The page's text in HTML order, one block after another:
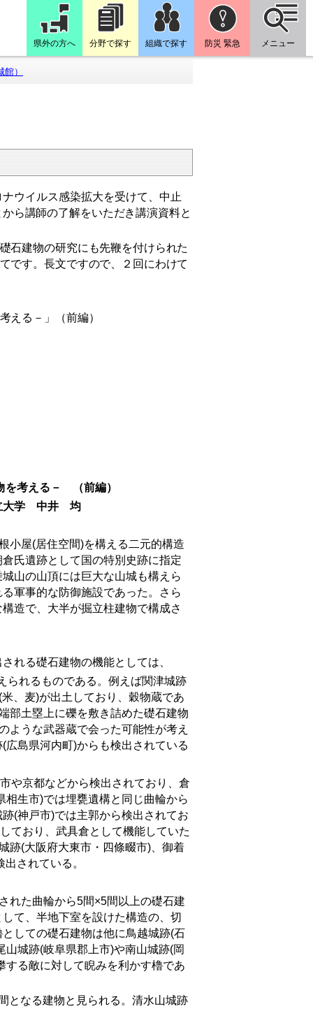
県外の方へ 分野で探す 組織で探す 防災 緊急 メニュー
）
ウイルス感染拡大を受けて、中止
ら講師の了解をいただき講演資料と
建物の研究にも先鞭を付けられた
です。長文ですので、２回にわけて
える－」（前編）
考える－
（前編）
均
小屋(居住空間)を構える二元的構造
氏遺跡として国の特別史跡に指定
山の山頂には巨大な山城も構えら
軍事的な防御施設であった。さら
造で、大半が掘立柱建物で構成さ
れる礎石建物の機能としては、
られるものである。例えば関津城跡
、麦)が出土しており、穀物蔵であ
部土塁上に礫を敷き詰めた礎石建物
ような武器蔵で会った可能性が考え
島県河内町)からも検出されている
や京都などから検出されており、倉
生市)では埋甕遺構と同じ曲輪から
(神戸市)では主郭から検出されてお
ており、武具倉として機能していた
跡(大阪府大東市・四條畷市)、御着
されている。
れた曲輪から5間×5間以上の礎石建
て、半地下室を設けた構造の、切
しての礎石建物は他に鳥越城跡(石
城跡(岐阜県郡上市)や南山城跡(岡
る敵に対して睨みを利かす櫓であ
となる建物と見られる。清水山城跡